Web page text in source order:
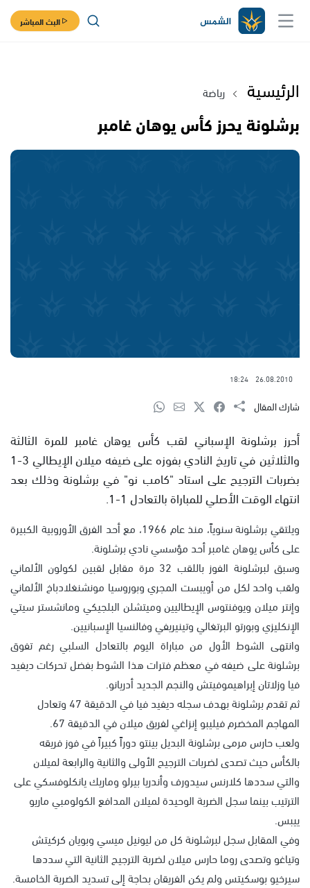
البث المباشر
الرئيسية رياضة
برشلونة يحرز كأس يوهان غامبر
26.08.2010
18:24
شارك المقال
أحرز برشلونة الإسباني لقب كأس يوهان غامبر للمرة الثالثة
والثلاثين في تاريخ النادي بفوزه على ضيفه ميلان الإيطالي 3-1
بضربات الترجيح على استاد "كامب نو" في برشلونة وذلك بعد
انتهاء الوقت الأصلي للمباراة بالتعادل 1-1.
ويلتقي برشلونة سنوياً، منذ عام 1966، مع أحد الفرق الأوروبية الكبيرة
على كأس يوهان غامبر أحد مؤسسي نادي برشلونة.
وسبق لبرشلونة الفوز باللقب 32 مرة مقابل لقبين لكولون الألماني
ولقب واحد لكل من أويبست المجري وبوروسيا مونشنغلادباخ الألماني
وإنتر ميلان ويوفنتوس الإيطاليين وميتشلن البلجيكي ومانشستر سيتي
الإنكليزي وبورتو البرتغالي وتينيريفي وفالنسيا الإسبانيين.
وانتهى الشوط الأول من مباراة اليوم بالتعادل السلبي رغم تفوق
برشلونة على ضيفه في معظم فترات هذا الشوط بفضل تحركات ديفيد
فيا وزلاتان إبراهيموفيتش والنجم الجديد أدريانو.
ثم تقدم برشلونة بهدف سجله ديفيد فيا في الدقيقة 47 وتعادل
المهاجم المخضرم فيليبو إنزاغي لفريق ميلان في الدقيقة 67.
ولعب حارس مرمى برشلونة البديل بينتو دوراً كبيراً في فوز فريقه
بالكأس حيث تصدى لضربات الترجيح الأولى والثانية والرابعة لميلان
والتي سددها كلارنس سيدورف وأندريا بيرلو وماريك يانكلوفسكي على
الترتيب بينما سجل الضربة الوحيدة لميلان المدافع الكولومبي ماريو
ييبس.
وفي المقابل سجل لبرشلونة كل من ليونيل ميسي وبويان كركيتش
وتياغو وتصدى روما حارس ميلان لضربة الترجيح الثانية التي سددها
سيرخيو بوسكيتس ولم يكن الفريقان بحاجة إلى تسديد الضربة الخامسة.